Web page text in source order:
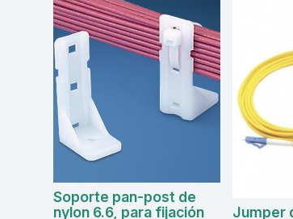
Soporte pan-post de
nylon 6.6, para fijación
Jumper